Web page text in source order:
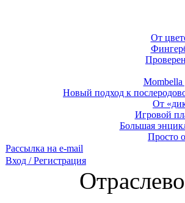
От
Mombella
Новый подход к
От
Игровой
Большая
Просто
Рассылка на e-mail
Вход / Регистрация